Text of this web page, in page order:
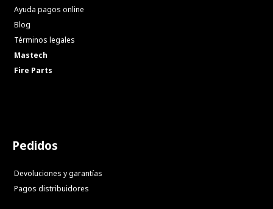
Ayuda pagos online
Blog
Términos legales
Mastech
Fire Parts
Pedidos
Devoluciones y garantías
Pagos distribuidores